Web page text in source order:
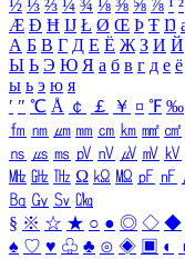
½ ⅓ ⅔ ¼ ¾ ⅛ ⅜ ⅝ ⅞ ¹ ²
Æ Ð Ħ Ĳ Ł Ø Œ Þ Ŧ Ŋ
А Б В Г Д Е Ё Ж З И Й
Ы Ь Э Ю Я а б в г д е ё
ы ь э ю я
′ ″ ℃ Å ￠ ￡ ￥ ¤ ℉ ‰
㎙ ㎚ ㎛ ㎜ ㎝ ㎞ ㎟ ㎠
㎱ ㎲ ㎳ ㎴ ㎵ ㎶ ㎷ ㎸
㎒ ㎓ ㎔ Ω ㏀ ㏁ ㎊ ㎋
㏃ ㏉ ㏜ ㏆
§ ※ ☆ ★ ○ ● ◎ ◇ ◆
♠ ♡ ♥ ♧ ♣ ⊙ ◈ ▣ ◐